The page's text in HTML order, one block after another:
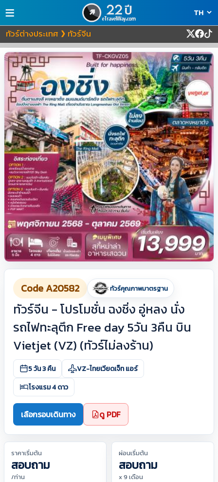
≡
ทัวร์ต่างประเทศ ❯ ทัวร์จีน
Code A20582 ทัวร์คุณภาพมาตรฐาน
ทัวร์จีน - โปรโมชั่น ฉงชิ่ง อู่หลง นั่ง
รถไฟทะลุตึก Free day 5วัน 3คืน บิน
Vietjet (VZ) (ทัวร์ไม่ลงร้าน)
5 วัน 3 คืน
VZ-ไทยเวียดเจ็ท แอร์
โรงแรม 4 ดาว
เลือกรอบเดินทาง ดู PDF
ราคาเริ่มต้น
สอบถาม
/ท่าน
ผ่อนเริ่มต้น
สอบถาม
x 9 เดือน